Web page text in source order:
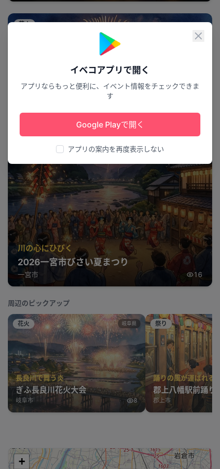
閉じ
イベコアプリで開く
アプリならもっと便利に、イベント情報をチェックできま
す
Google Playで開く
アプリの案内を再度表示しない
花火
川の心にひびく
2026一宮市びさい夏まつり
一宮市 16
周辺のピックアップ
花火 岐阜県
長良川で舞う炎
ぎふ長良川花火大会
岐阜市 8
祭り
踊りの風が運ばれる
郡上八幡駅前踊り
郡上市
+